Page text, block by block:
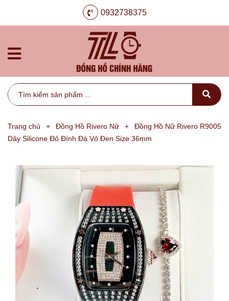
0932738375
Trang chủ + Đồng Hồ Rivero Nữ +
Đồng Hồ Nữ Rivero R9005
Dây Silicone Đỏ Đính Đá Vỏ Đen Size 36mm